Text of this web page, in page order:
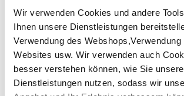
Wir verwenden Cookies und andere
Ihnen unsere Dienstleistungen
Verwendung des Webshops,Verwendung
Websites usw. Wir verwenden auch
besser verstehen können, wie Sie
Dienstleistungen nutzen, sodass wir
Links